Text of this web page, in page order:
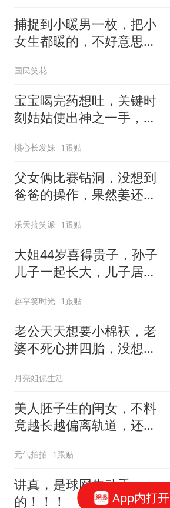
捕捉到小暖男一枚，把小
女生都暖的，不好意思
国民笑花
宝宝喝完药想吐，关键时
刻姑姑使出神之一手，宝
桃心长发妹 1跟贴
父女俩比赛钻洞，没想到
爸爸的操作，果然姜还是
乐天搞笑派 1跟贴
大姐44岁喜得贵子，孙子
儿子一起长大，儿子居然
趣享笑时光 1跟贴
老公天天想要小棉袄，老
婆不死心拼四胎，没想到
月亮姐侃生活
美人胚子生的闺女，不料
竟越长越偏离轨道，还没
元气拍拍 1跟贴
讲真，是球网先动手
的！！！
App内打开